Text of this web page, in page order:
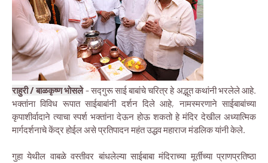
राहुरी / बाळकृष्ण भोसले- सद्गुरू साई बाबांचे चरित्र हे अद्भूत कथांनी भरलेले आहे.
भक्तांना विविध रूपात साईबाबांनी दर्शन दिले आहे, नामस्मरणाने साईबाबांच्या
कृपाशीर्वादाने त्याचा स्पर्श भक्तांना देऊन होऊ शकतो हे मंदिर देखील अध्यात्मिक
मार्गदर्शनाचे केंद्र होईल असे प्रतिपादन महंत उद्धव महाराज मंडलिक यांनी केले.
गुहा येथील वाबळे वस्तीवर बांधलेल्या साईबाबा मंदिराच्या मूर्तीच्या प्राणप्रतिष्ठा